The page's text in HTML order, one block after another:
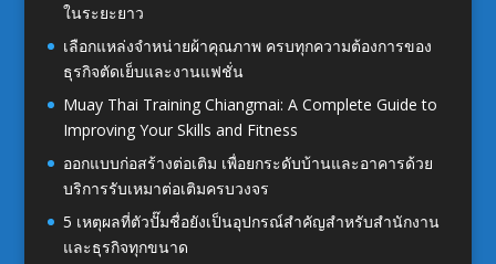
ในระยะยาว
เลือกแหล่งจำหน่ายผ้าคุณภาพ ครบทุกความต้องการของ
ธุรกิจตัดเย็บและงานแฟชั่น
Muay Thai Training Chiangmai: A Complete Guide to
Improving Your Skills and Fitness
ออกแบบก่อสร้างต่อเติม เพื่อยกระดับบ้านและอาคารด้วย
บริการรับเหมาต่อเติมครบวงจร
5 เหตุผลที่ตัวปั๊มชื่อยังเป็นอุปกรณ์สำคัญสำหรับสำนักงาน
และธุรกิจทุกขนาด